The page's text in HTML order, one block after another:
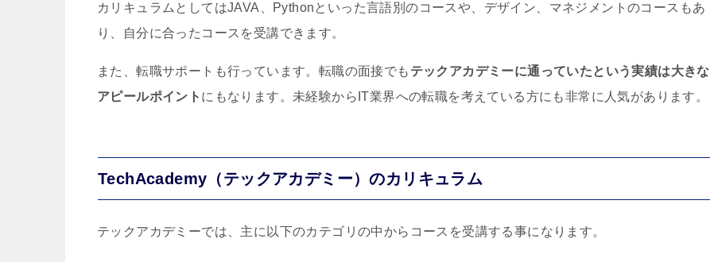
カリキュラムとしてはJAVA、Pythonといった言語別のコースや、デザイン、マネジメントのコースもあ
り、自分に合ったコースを受講できます。
また、転職サポートも行っています。転職の面接でも テックアカデミーに通っていたという実績は大きな
アピールポイント にもなります。未経験からIT業界への転職を考えている方にも非常に人気があります。
TechAcademy（テックアカデミー）のカリキュラム
テックアカデミーでは、主に以下のカテゴリの中からコースを受講する事になります。